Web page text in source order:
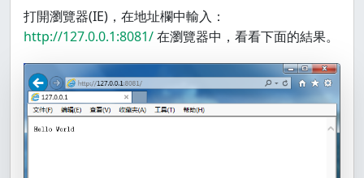
打開瀏覽器(IE)，在地址欄中輸入：
http://127.0.0.1:8081/在瀏覽器中，看看下面的結果。